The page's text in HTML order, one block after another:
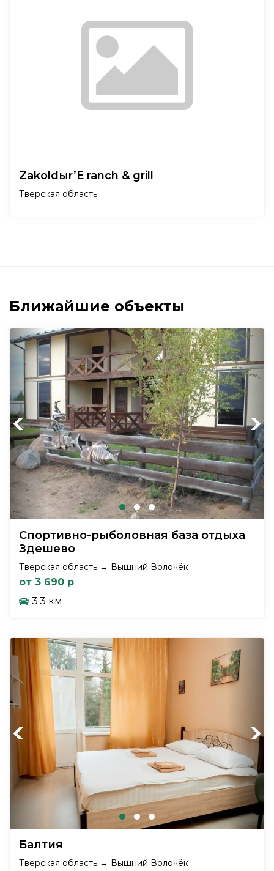
Zakoldыr’E ranch & grill
Тверская область
Ближайшие объекты
Previous Next
Спортивно-рыболовная база отдыха
Здешево
Тверская область → Вышний Волочёк
от 3 690 р
3.3 км
Previous Next
Балтия
Тверская область → Вышний Волочёк